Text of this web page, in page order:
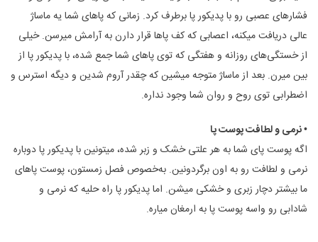
فشارهای عصبی رو با پدیکور پا برطرف کرد. زمانی که پاهای شما یه ماساژ
عالی دریافت میکنه، اعصابی که کف پاها قرار دارن به آرامش میرسن. خیلی
از خستگی‌های روزانه و هفتگی که توی پاهای شما جمع شده، با پدیکور پا از
بین میرن. بعد از ماساژ متوجه میشین که چقدر آروم شدین و دیگه استرس و
اضطرابی توی روح و روان شما وجود نداره.
• نرمی و لطافت پوست پا
اگه پوست پای شما به هر علتی خشک و زبر شده، میتونین با پدیکور پا دوباره
نرمی و لطافت رو به اون برگردونین. به‌خصوص فصل زمستون، پوست پاهای
ما بیشتر دچار زبری و خشکی میشن. اما پدیکور پا راه حلیه که نرمی و
شادابی رو واسه پوست پا به ارمغان میاره.